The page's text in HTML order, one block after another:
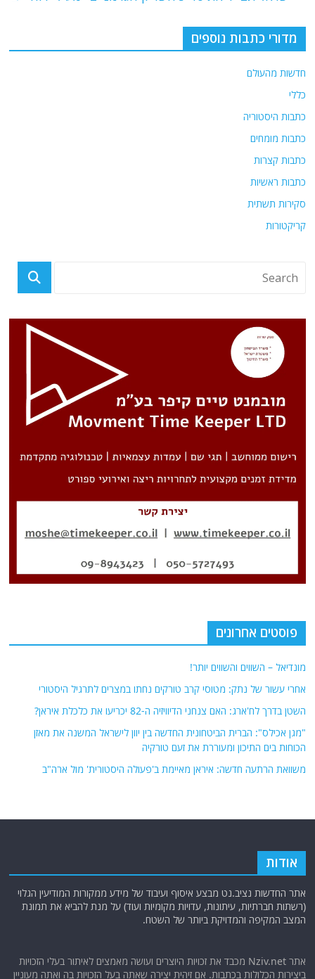
מדורי כתבות נוספים
חדשות מהעולם
כללי
כתבות היסטוריה
כתבות מומחים
כתבות קצרות
כתבות ראשיות
סקירות תשתית
קריקטורות
פוסטים אחרונים
מונדיאל – השווים והשווים יותר!
אחרי עשור של נתק: מטוסי קרב טורקים נחתו במצרים לתרגיל היסטורי
השטן בדרך לח'ארג: האם צנחני הדיוויזיה ה-82 יכריעו את כלכלת איראן?
"מגן אכילס": הברית הביטחונית החדשה בין יוון לישראל המשנה את מאזן
הכוחות בים התיכון ומעוררת את זעם טורקיה
משוואת הרתעה חדשה: איראן מאיימת ב'פעולה היסטורית' מול ארה"ב
אודות
אתר החדשות נציב.נט מבצע איסוף ועיבוד של מידע ממקורות המודיעין הגלוי
(רשתות חברתיות, עיתונות, עדויות מקומיות ועוד) על מנת להביא את תמונת
המצב המקיפה והמדויקת ביותר של השטח.
אתר Nziv.net מכבד את זכויות היוצרים ועושה מאמצים לאיתור בעלי הזכויות
ביצירות הכלולות בכתבות. אם זיהית יצירה שאתה בעל הזכויות בה ואתה מעוניין